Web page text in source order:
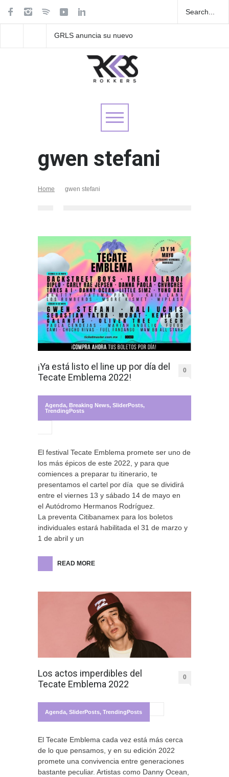
GRLS anuncia su nuevo
gwen stefani
Home gwen stefani
¡Ya está listo el line up por día del
Tecate Emblema 2022!
0
Agenda, Breaking News, SliderPosts,
TrendingPosts
El festival Tecate Emblema promete ser uno de
los más épicos de este 2022, y para que
comiences a preparar tu itinerario, te
presentamos el cartel por día que se dividirá
entre el viernes 13 y sábado 14 de mayo en
el Autódromo Hermanos Rodríguez.
La preventa Citibanamex para los boletos
individuales estará habilitada el 31 de marzo y
1 de abril y un
READ MORE
Los actos imperdibles del
Tecate Emblema 2022
0
Agenda, SliderPosts, TrendingPosts
El Tecate Emblema cada vez está más cerca
de lo que pensamos, y en su edición 2022
promete una convivencia entre generaciones
bastante peculiar. Artistas como Danny Ocean,